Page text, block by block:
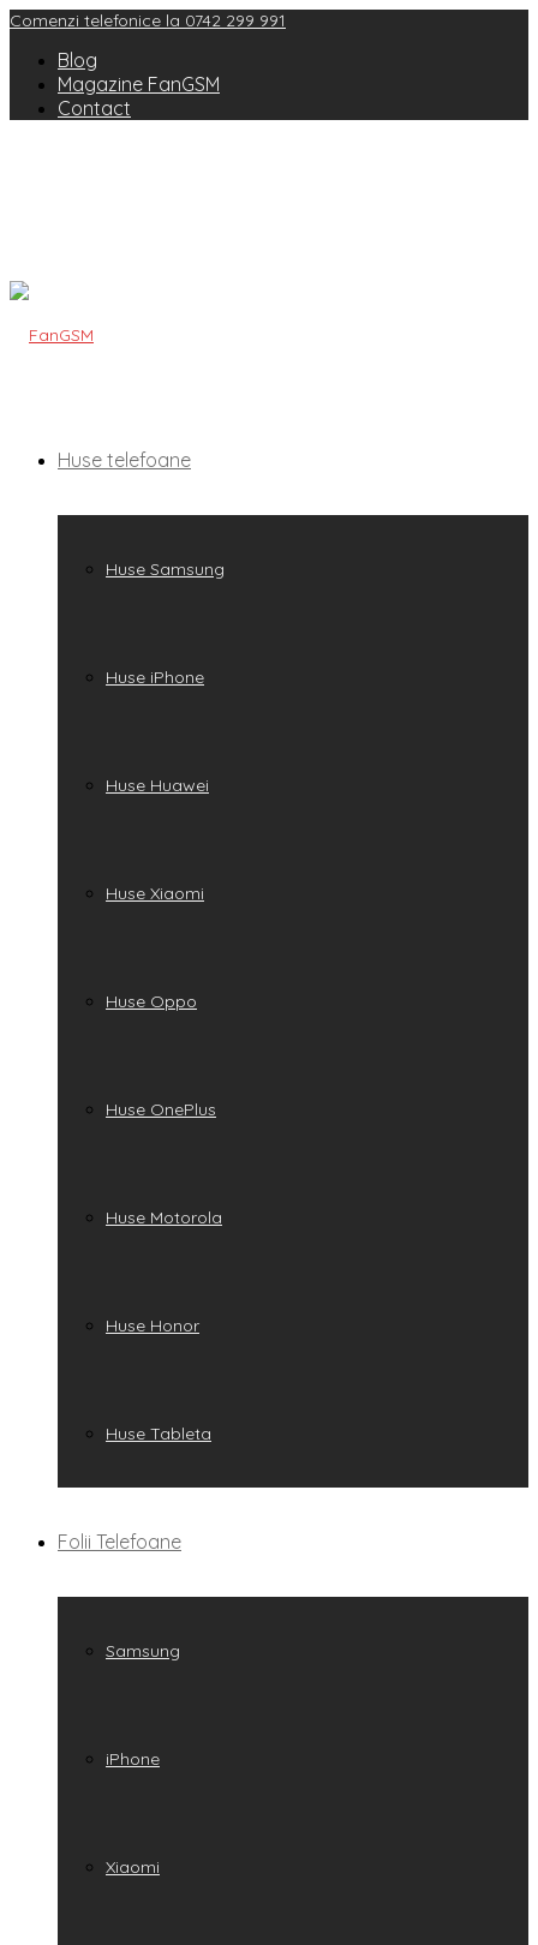
Comenzi telefonice la 0742 299 991
Blog
Magazine FanGSM
Contact
Huse telefoane
Huse Samsung
Huse iPhone
Huse Huawei
Huse Xiaomi
Huse Oppo
Huse OnePlus
Huse Motorola
Huse Honor
Huse Tableta
Folii Telefoane
Samsung
iPhone
Xiaomi